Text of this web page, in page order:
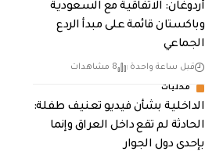
أردوغان: الاتفاقية مع السعودية
وباكستان قائمة على مبدأ الردع
الجماعي
قبل ساعة واحدة 8 مشاهدات
محليات
الداخلية بشأن فيديو تعنيف طفلة:
الحادثة لم تقع داخل العراق وإنما
بإحدى دول الجوار